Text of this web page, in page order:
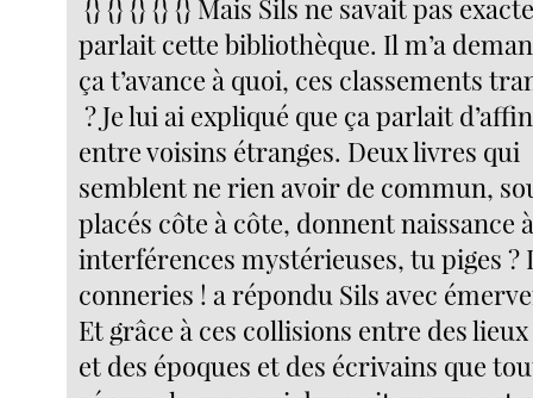
{} {} {} {} {} Mais Sils ne savait pas
parlait cette bibliothèque. Il m’a
ça t’avance à quoi, ces classements
? Je lui ai expliqué que ça parlait
entre voisins étranges. Deux livres qui
semblent ne rien avoir de commun,
placés côte à côte, donnent naissance
interférences mystérieuses, tu piges ?
conneries ! a répondu Sils avec
Et grâce à ces collisions entre des lieux
et des époques et des écrivains que